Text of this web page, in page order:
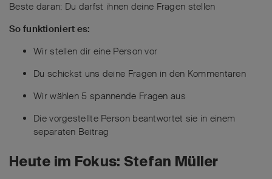
Beste daran: Du darfst ihnen deine Fragen stellen
So funktioniert es:
Wir stellen dir eine Person vor
Du schickst uns deine Fragen in den Kommentaren
Wir wählen 5 spannende Fragen aus
Die vorgestellte Person beantwortet sie in einem
separaten Beitrag
Heute im Fokus: Stefan Müller